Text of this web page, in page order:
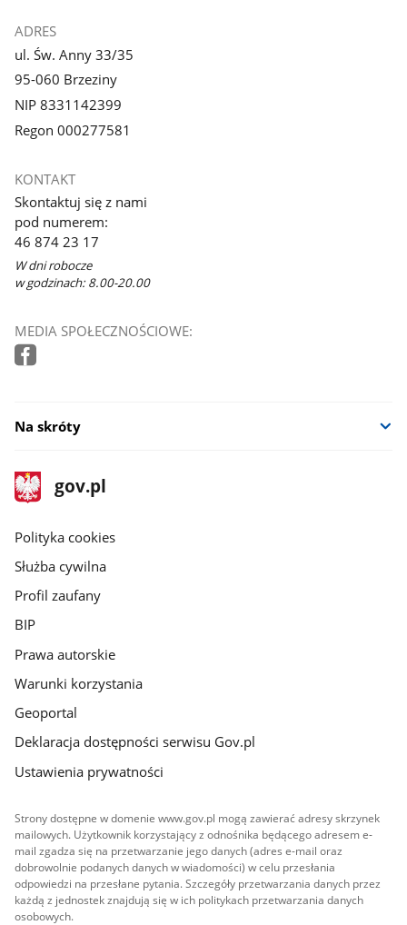
ADRES
ul. Św. Anny 33/35
95-060 Brzeziny
NIP 8331142399
Regon 000277581
KONTAKT
Skontaktuj się z nami
pod numerem:
46 874 23 17
W dni robocze
w godzinach: 8.00-20.00
MEDIA SPOŁECZNOŚCIOWE:
Na skróty
stopka
gov.pl
Strona
gov.pl
gov.pl
Polityka cookies
Służba cywilna
Profil zaufany
BIP
Prawa autorskie
Warunki korzystania
Geoportal
Deklaracja dostępności serwisu Gov.pl
Ustawienia prywatności
Strony dostępne w domenie www.gov.pl mogą zawierać adresy skrzynek
mailowych. Użytkownik korzystający z odnośnika będącego adresem e-
mail zgadza się na przetwarzanie jego danych (adres e-mail oraz
dobrowolnie podanych danych w wiadomości) w celu przesłania
odpowiedzi na przesłane pytania. Szczegóły przetwarzania danych przez
każdą z jednostek znajdują się w ich politykach przetwarzania danych
osobowych.